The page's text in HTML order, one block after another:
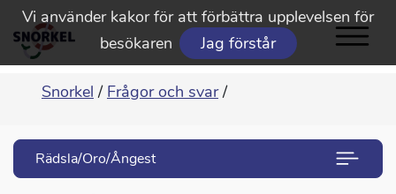
Vi använder kakor för att förbättra upplevelsen för
besökaren
Jag förstår
Snorkel / Frågor och svar /
Rädsla/Oro/Ångest